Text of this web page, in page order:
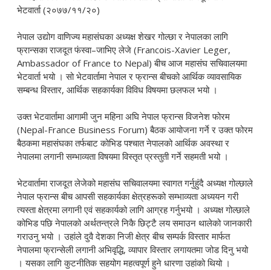
नेपाल उद्योग वाणिज्य महासंघका अध्यक्ष शेखर गोल्छा र नेपालका लागि
फ्रान्सका राजदूत फंस्वा–जाभिए लेजे (Francois-Xavier Leger,
Ambassador of France to Nepal) बीच आज महासंघ सचिवालयमा
भेटवार्ता भयो । सो भेटवार्तामा नेपाल र फ्रान्स बीचको आर्थिक व्यावसायिक
सम्बन्ध विस्तार, आर्थिक सहकार्यका विविध विषयमा छलफल भयो ।
उक्त भेटवार्तामा आगामी जुन महिना अघि नेपाल फ्रान्स विजनेश फोरम
(Nepal-France Business Forum) बैठक आयोजना गर्ने र उक्त फोरम
बैठकमा महासंघका तर्फबाट कोभिड पश्चात नेपालको आर्थिक अवस्था र
नेपालमा लगानी सम्भाव्यता विषयमा विस्तृत प्रस्तुती गर्ने सहमती भयो ।
भेटवार्तामा राजदूत लेजेको महासंघ सचिवालयमा स्वागत गर्नुहुंदै अध्यक्ष गोल्छाले
नेपाल फ्रान्स बीच आपसी सहकार्यका क्षेत्रहरूको सम्भाव्यता अध्ययन गरी
त्यस्ता क्षेत्रमा लगानी एवं सहकार्यको लागि आग्रह गर्नुभयो । अध्यक्ष गोल्छाले
कोभिड पछि नेपालको अर्थतन्त्रले निकै छिट्टै लय समाउन थालेको जानकारी
गराउनु भयो । उहांले दुवै देशका निजी क्षेत्र बीच सम्पर्क विस्तार मार्फत
नेपालमा फ्रान्सेली लगानी अभिवृद्धि, व्यापार विस्तार लगायतमा जोड दिनु भयो
। यसका लागि कुटनीतिक सहयोग महत्वपूर्ण हुने धारणा उहांको थियो ।